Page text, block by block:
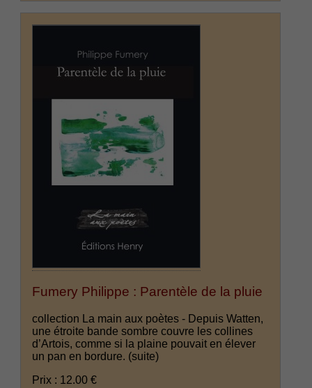
Fumery Philippe : Parentèle de la pluie
collection La main aux poètes - Depuis Watten,
une étroite bande sombre couvre les collines
d’Artois, comme si la plaine pouvait en élever
un pan en bordure. (suite)
Prix : 12.00 €